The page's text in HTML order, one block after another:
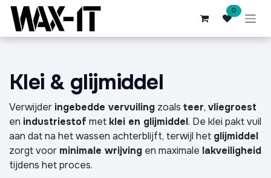
Overslaan naar inhoud 0
Klei & glijmiddel
Verwijder ingebedde vervuiling zoals teer, vliegroest
en industriestof met klei en glijmiddel. De klei pakt vuil
aan dat na het wassen achterblijft, terwijl het glijmiddel
zorgt voor minimale wrijving en maximale lakveiligheid
tijdens het proces.